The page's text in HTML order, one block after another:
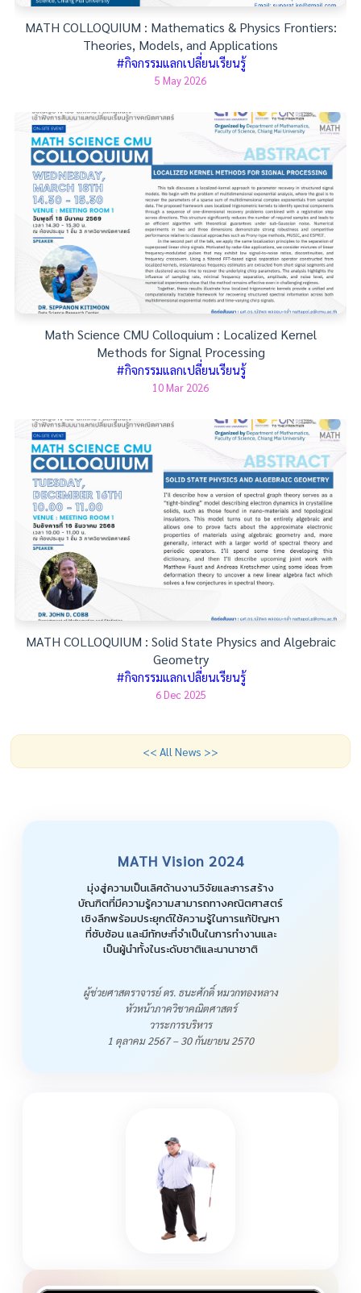
MATH COLLOQUIUM : Mathematics & Physics Frontiers:
Theories, Models, and Applications
#กิจกรรมแลกเปลี่ยนเรียนรู้
5 May 2026
Math Science CMU Colloquium : Localized Kernel
Methods for Signal Processing
#กิจกรรมแลกเปลี่ยนเรียนรู้
10 Mar 2026
MATH COLLOQUIUM : Solid State Physics and Algebraic
Geometry
#กิจกรรมแลกเปลี่ยนเรียนรู้
6 Dec 2025
<< All News >>
MATH Vision 2024
มุ่งสู่ความเป็นเลิศด้านงานวิจัยและการสร้าง
บัณฑิตที่มีความรู้ความสามารถทางคณิตศาสตร์
เชิงลึกพร้อมประยุกต์ใช้ความรู้ในการแก้ปัญหา
ที่ซับซ้อน และมีทักษะที่จำเป็นในการทำงานและ
เป็นผู้นำทั้งในระดับชาติและนานาชาติ
ผู้ช่วยศาสตราจารย์ ดร. ธนะศักดิ์ หมวกทองหลาง
หัวหน้าภาควิชาคณิตศาสตร์
วาระการบริหาร
1 ตุลาคม 2567 – 30 กันยายน 2570